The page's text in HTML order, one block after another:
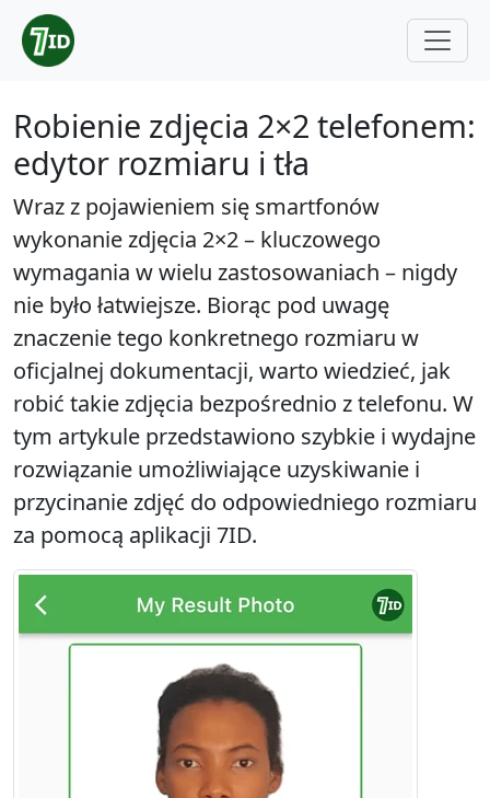
Robienie zdjęcia 2×2 telefonem:
edytor rozmiaru i tła
Wraz z pojawieniem się smartfonów
wykonanie zdjęcia 2×2 – kluczowego
wymagania w wielu zastosowaniach – nigdy
nie było łatwiejsze. Biorąc pod uwagę
znaczenie tego konkretnego rozmiaru w
oficjalnej dokumentacji, warto wiedzieć, jak
robić takie zdjęcia bezpośrednio z telefonu. W
tym artykule przedstawiono szybkie i wydajne
rozwiązanie umożliwiające uzyskiwanie i
przycinanie zdjęć do odpowiedniego rozmiaru
za pomocą aplikacji 7ID.